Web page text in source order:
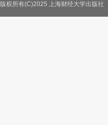
联系我们
版权所有(C)2025 上海财经大学出版社